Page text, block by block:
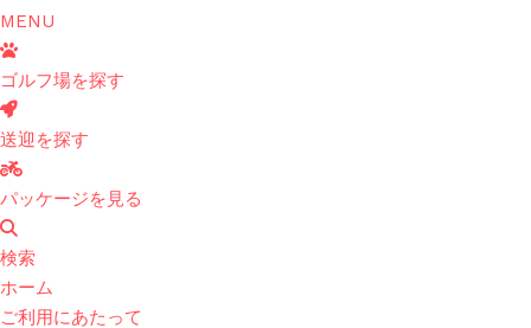
MENU
ゴルフ場を探す
送迎を探す
パッケージを見る
検索
ホーム
ご利用にあたって